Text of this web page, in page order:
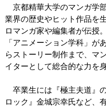
京都精華大学のマンガ学
業界の歴史やヒット作品を
ロマンガ家や編集者が伝授
「アニメーション学科」が
らストーリー制作まで、マ
イターとして総合的な力を
卒業生には『極主夫道』
ロック』金城宗幸氏など、